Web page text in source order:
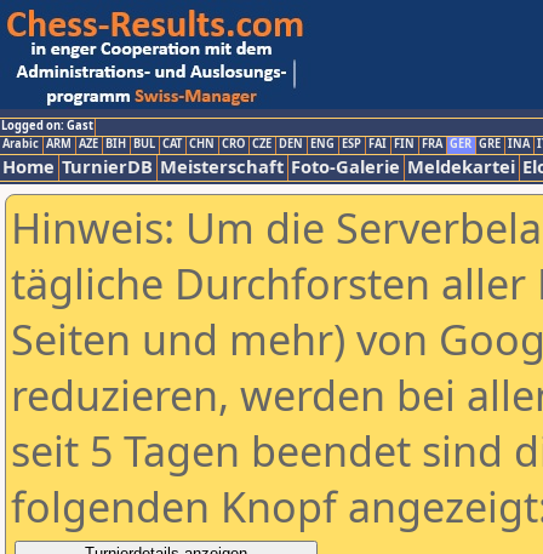
Logged on: Gast
Arabic ARM AZE BIH BUL CAT CHN CRO CZE DEN ENG ESP FAI FIN FRA GER GRE INA
Home TurnierDB Meisterschaft Foto-Galerie Meldekartei
Hinweis: Um die
tägliche Durchforsten aller
Seiten und mehr) von
reduzieren, werden bei
seit 5 Tagen beendet sind
folgenden Knopf